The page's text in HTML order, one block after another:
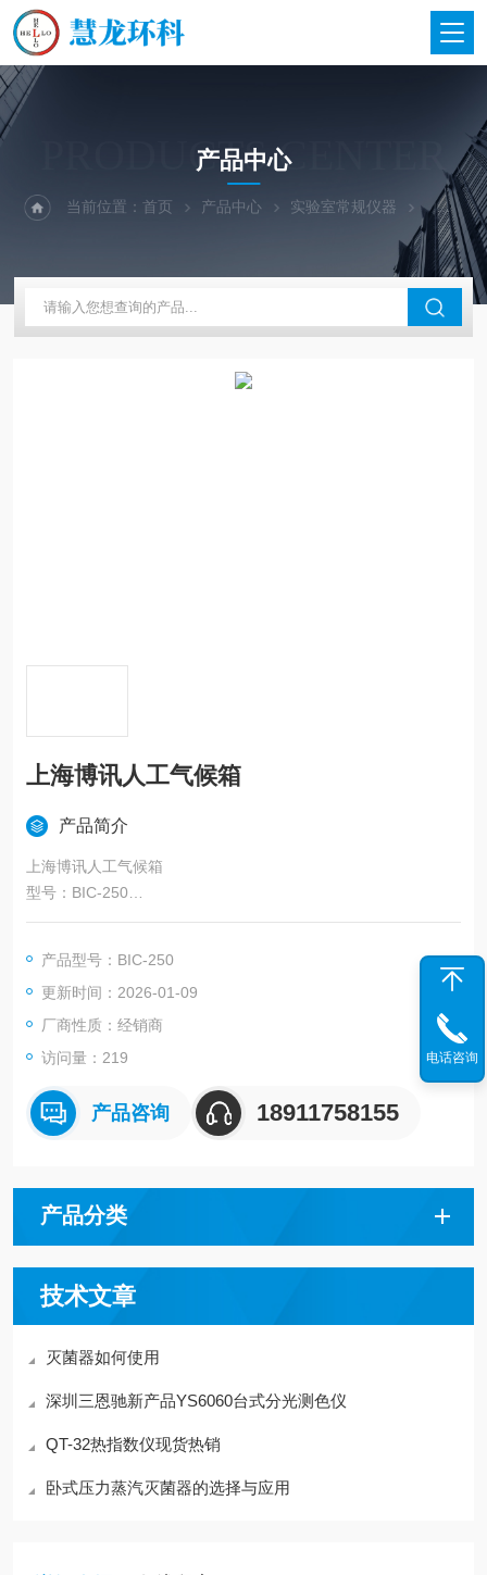
PRODUCTS CENTER
产品中心
当前位置：首页 产品中心 实验室常规仪器 上海博迅
上海博讯人工气候箱
产品简介
上海博讯人工气候箱
型号：BIC-250
主要为受试样品提供一个稳定的温度、湿度、光照环境，精准模
植物的气候生长条件。适用于植物的种子发芽、幼苗培育、植物
的生长和组织培养、植物栽培与育种、模式生物培养等。
产品型号：BIC-250
更新时间：2026-01-09
厂商性质：经销商
访问量：219
产品咨询 18911758155
产品分类
技术文章
灭菌器如何使用
深圳三恩驰新产品YS6060台式分光测色仪
QT-32热指数仪现货热销
卧式压力蒸汽灭菌器的选择与应用
电话咨询